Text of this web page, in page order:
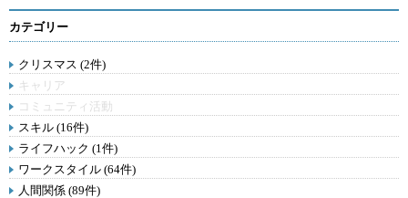
カテゴリー
クリスマス (2件)
キャリア
コミュニティ活動
スキル (16件)
ライフハック (1件)
ワークスタイル (64件)
人間関係 (89件)